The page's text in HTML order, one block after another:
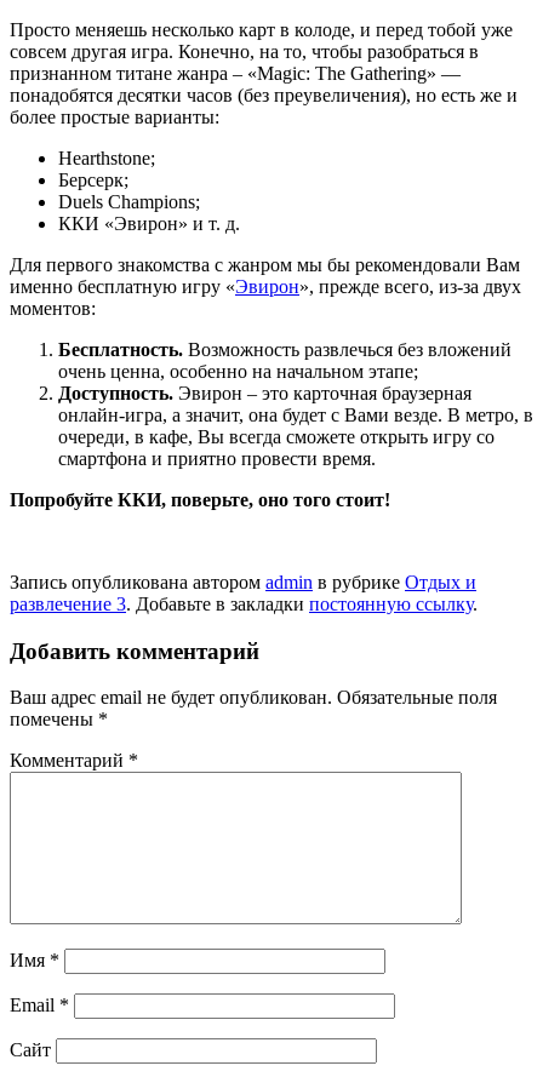
Просто меняешь несколько карт в колоде, и перед тобой уже
совсем другая игра. Конечно, на то, чтобы разобраться в
признанном титане жанра – «Magic: The Gathering» —
понадобятся десятки часов (без преувеличения), но есть же и
более простые варианты:
Hearthstone;
Берсерк;
Duels Champions;
ККИ «Эвирон» и т. д.
Для первого знакомства с жанром мы бы рекомендовали Вам
именно бесплатную игру «Эвирон», прежде всего, из-за двух
моментов:
Бесплатность. Возможность развлечься без вложений
очень ценна, особенно на начальном этапе;
Доступность. Эвирон – это карточная браузерная
онлайн-игра, а значит, она будет с Вами везде. В метро, в
очереди, в кафе, Вы всегда сможете открыть игру со
смартфона и приятно провести время.
Попробуйте ККИ, поверьте, оно того стоит!
Запись опубликована автором admin в рубрике Отдых и
развлечение 3. Добавьте в закладки постоянную ссылку.
Добавить комментарий
Ваш адрес email не будет опубликован. Обязательные поля
помечены *
Комментарий *
Имя *
Email *
Сайт